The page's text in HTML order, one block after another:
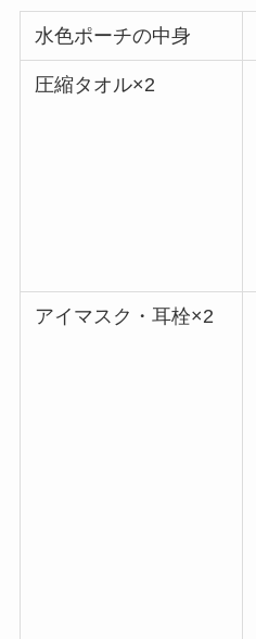
水色ポーチの中身
圧縮タオル×2
アイマスク・耳栓×2